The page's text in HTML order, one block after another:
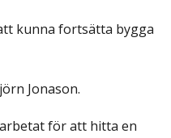
kunna fortsätta bygga
Jonason.
för att hitta en